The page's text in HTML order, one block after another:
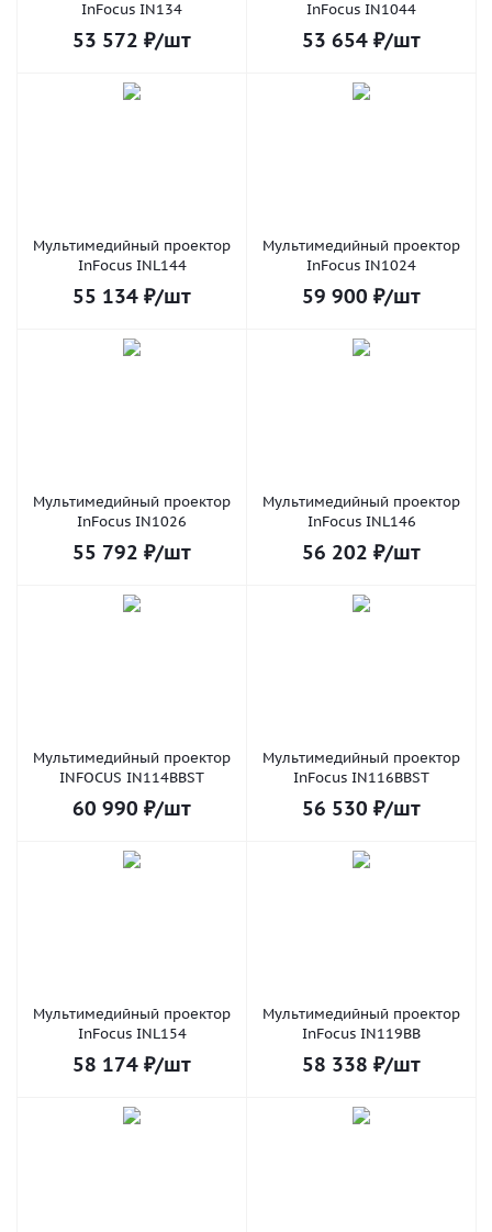
InFocus IN134
53 572 ₽/шт
InFocus IN1044
53 654 ₽/шт
Мультимедийный проектор
InFocus INL144
55 134 ₽/шт
Мультимедийный проектор
InFocus IN1024
59 900 ₽/шт
Мультимедийный проектор
InFocus IN1026
55 792 ₽/шт
Мультимедийный проектор
InFocus INL146
56 202 ₽/шт
Мультимедийный проектор
INFOCUS IN114BBST
60 990 ₽/шт
Мультимедийный проектор
InFocus IN116BBST
56 530 ₽/шт
Мультимедийный проектор
InFocus INL154
58 174 ₽/шт
Мультимедийный проектор
InFocus IN119BB
58 338 ₽/шт